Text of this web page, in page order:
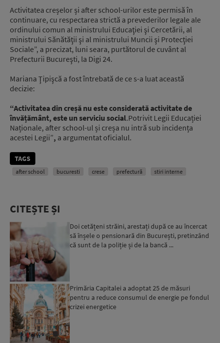
Activitatea creșelor și after school-urilor este permisă în
continuare, cu respectarea strictă a prevederilor legale ale
ordinului comun al ministrului Educaţiei şi Cercetării, al
ministrului Sănătăţii şi al ministrului Muncii şi Protecţiei
Sociale”, a precizat, luni seara, purtătorul de cuvânt al
Prefecturii Bucureşti, la Digi 24.
Mariana Ţipişcă a fost întrebată de ce s-a luat această
decizie:
“Activitatea din creșă nu este considerată activitate de
învățământ, este un serviciu social.Potrivit Legii Educației
Naționale, after school-ul și creșa nu intră sub incidența
acestei Legii”, a argumentat oficialul.
TAGS
after school bucuresti crese prefectură stiri interne
CITEȘTE ȘI
Doi cetățeni străini, arestați după ce au încercat
să înșele o pensionară din București, pretinzând
că sunt de la poliție și de la bancă ...
Primăria Capitalei a adoptat 25 de măsuri
pentru a reduce consumul de energie pe fondul
crizei energetice